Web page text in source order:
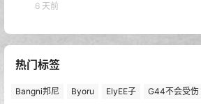
6 天前
热门标签
Bangni邦尼 Byoru ElyEE子 G44不会受伤